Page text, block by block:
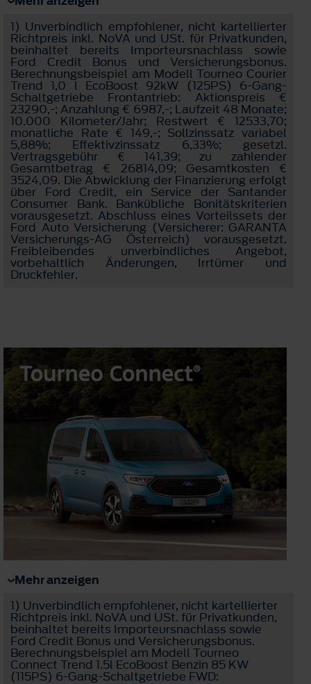
1) Unverbindlich empfohlener, nicht kartellierter
Richtpreis inkl. NoVA und USt. für Privatkunden,
beinhaltet bereits Importeursnachlass sowie
Ford Credit Bonus und Versicherungsbonus.
Berechnungsbeispiel am Modell Tourneo Courier
Trend 1,0 l EcoBoost 92kW (125PS) 6-Gang-
Schaltgetriebe Frontantrieb: Aktionspreis €
23290,-; Anzahlung € 6987,-; Laufzeit 48 Monate;
10.000 Kilometer/Jahr; Restwert € 12533,70;
monatliche Rate € 149,-; Sollzinssatz variabel
5,88%; Effektivzinssatz 6,33%; gesetzl.
Vertragsgebühr € 141,39; zu zahlender
Gesamtbetrag € 26814,09; Gesamtkosten €
3524,09. Die Abwicklung der Finanzierung erfolgt
über Ford Credit, ein Service der Santander
Consumer Bank. Bankübliche Bonitätskriterien
vorausgesetzt. Abschluss eines Vorteilssets der
Ford Auto Versicherung (Versicherer: GARANTA
Versicherungs-AG Österreich) vorausgesetzt.
Freibleibendes unverbindliches Angebot,
vorbehaltlich Änderungen, Irrtümer und
Druckfehler.
Mehr anzeigen
1) Unverbindlich empfohlener, nicht kartellierter
Richtpreis inkl. NoVA und USt. für Privatkunden,
beinhaltet bereits Importeursnachlass sowie
Ford Credit Bonus und Versicherungsbonus.
Berechnungsbeispiel am Modell Tourneo
Connect Trend 1.5l EcoBoost Benzin 85 KW
(115PS) 6-Gang-Schaltgetriebe FWD: